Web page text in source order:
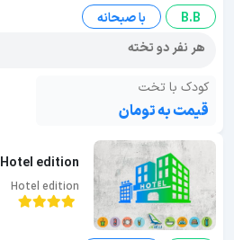
B.B
با صبحانه
هر نفر دو تخته
کودک با تخت
قیمت به تومان
Hotel edition
Hotel edition